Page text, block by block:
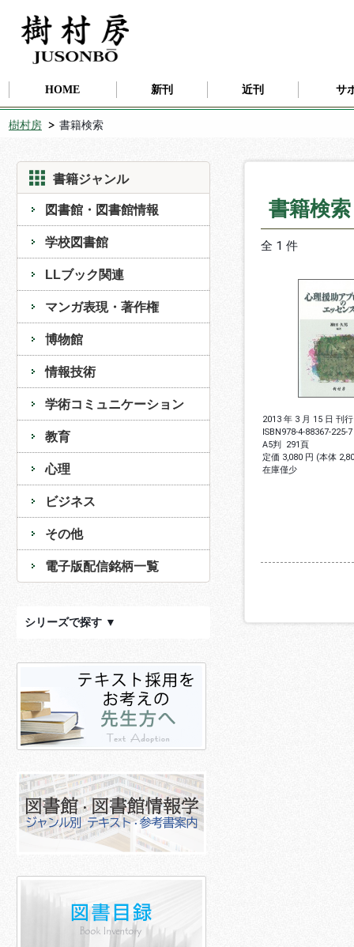
HOME 新刊 近刊 サ
樹村房 書籍検索
書籍ジャンル
図書館・図書館情報
学校図書館
LLブック関連
マンガ表現・著作権
博物館
情報技術
学術コミュニケーション
教育
心理
ビジネス
その他
電子版配信銘柄一覧
シリーズで探す ▼
書籍検
全 1 件
2013 年 3 月 15 日 刊行
ISBN978-4-88367-225-7
A5判 291頁
定価 3,080 円 (本体
在庫僅少